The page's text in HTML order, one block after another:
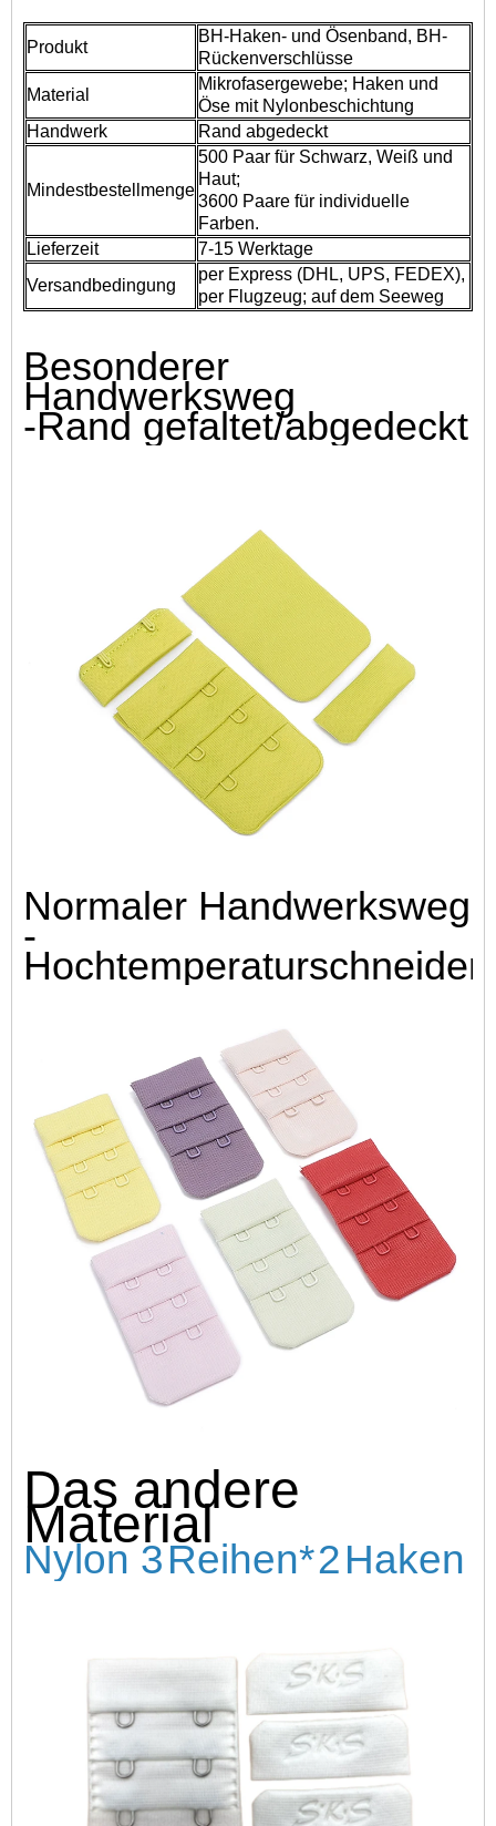
Produkt
BH-Haken- und Ösenband, BH-
Rückenverschlüsse
Material
Mikrofasergewebe; Haken und
Öse mit Nylonbeschichtung
Handwerk
Rand abgedeckt
Mindestbestellmenge
500 Paar für Schwarz, Weiß und
Haut;
3600 Paare für individuelle
Farben.
Lieferzeit
7-15 Werktage
Versandbedingung
per Express (DHL, UPS, FEDEX),
per Flugzeug; auf dem Seeweg
Besonderer
Handwerksweg
-Rand gefaltet/abgedeckt
Normaler Handwerksweg
-
Hochtemperaturschneiden
Das andere
Material
Nylon 3Reihen*2Haken